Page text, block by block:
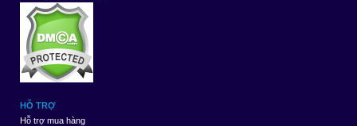
HỖ TRỢ
Hỗ trợ mua hàng